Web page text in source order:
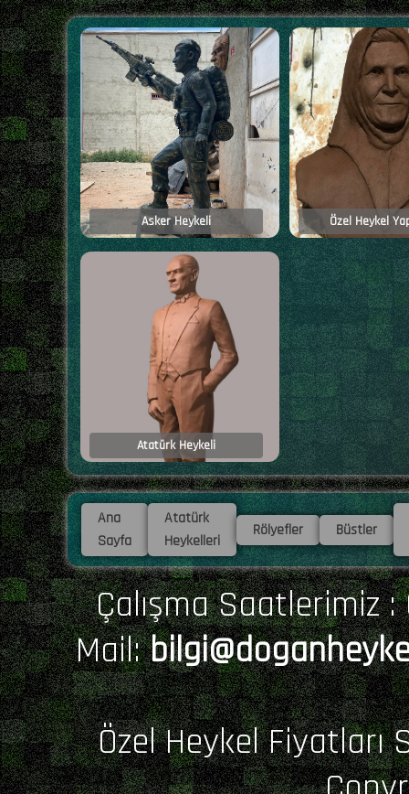
Asker Heykeli Özel Heykel
Atatürk Heykeli
Ana
Sayfa
Atatürk
Heykelleri
Rölyefler Büstler
Çalışma Saatlerimiz
Mail:
Özel Heykel Fiyatları